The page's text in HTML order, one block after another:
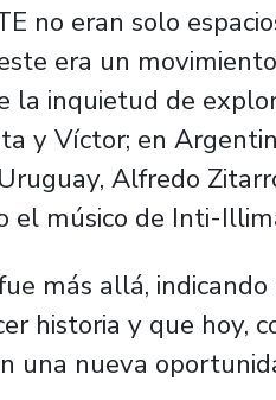
no eran solo
era un
la inquietud de
y Víctor; en
Alfredo
el músico de Inti-
más allá,
historia y que hoy,
una nueva